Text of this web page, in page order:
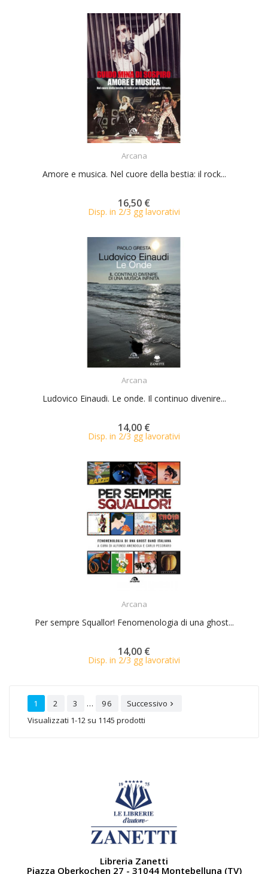
Arcana
Amore e musica. Nel cuore della bestia: il rock...
16,50 €
Disp. in 2/3 gg lavorativi
Arcana
Ludovico Einaudi. Le onde. Il continuo divenire...
14,00 €
Disp. in 2/3 gg lavorativi
Arcana
Per sempre Squallor! Fenomenologia di una ghost...
14,00 €
Disp. in 2/3 gg lavorativi
1 2 3 … 96 Successivo 
Visualizzati 1-12 su 1145 prodotti
Libreria Zanetti
Piazza Oberkochen 27 - 31044 Montebelluna (TV)